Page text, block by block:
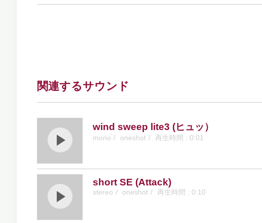
関連するサウンド
wind sweep lite3 (ヒュッ）
mono oneshot 0:01
short SE (Attack)
stereo oneshot
0:10